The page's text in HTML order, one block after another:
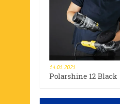
14.01.2021
Polarshine 12 Black